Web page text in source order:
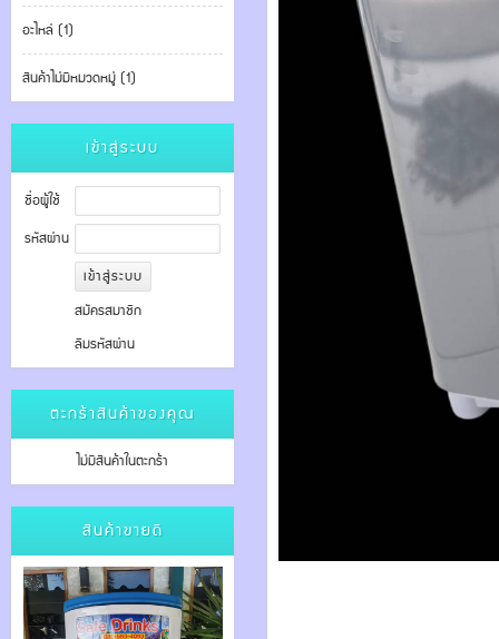
อะไหล่ (1)
สินค้าไม่มีหมวดหมู่ (1)
เข้าสู่ระบบ
ชื่อผู้ใช้
รหัสผ่าน
สมัครสมาชิก
ลืมรหัสผ่าน
ตะกร้าสินค้าของคุณ
ไม่มีสินค้าในตะกร้า
สินค้าขายดี